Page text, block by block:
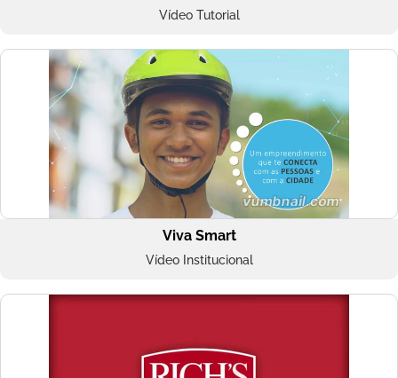
Vídeo Tutorial
Viva Smart
Vídeo Institucional